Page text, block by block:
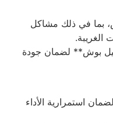
بما في ذلك مشاكل
الغريبة.
بوش** لضمان جودة
استمرارية الأداء